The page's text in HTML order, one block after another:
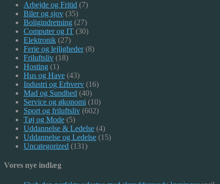
Arbejde og Fritid (7)
Biler og sjov (35)
Boligindretning (27)
Computer og IT (30)
Elektronik (27)
Ferie og lejligheder(8)
Friluftsliv (18)
Hosting (1)
Hus og Have (43)
Industri og Erhverv (16)
Mad og Sundhed (40)
Service og økonomi (10)
Sport og friluftsliv (602)
Tøj og Mode (5)
Uddannelse & Ledelse (4)
Uddannelse og Ledelse (15)
Uncategorized (131)
Vores nye indlæg